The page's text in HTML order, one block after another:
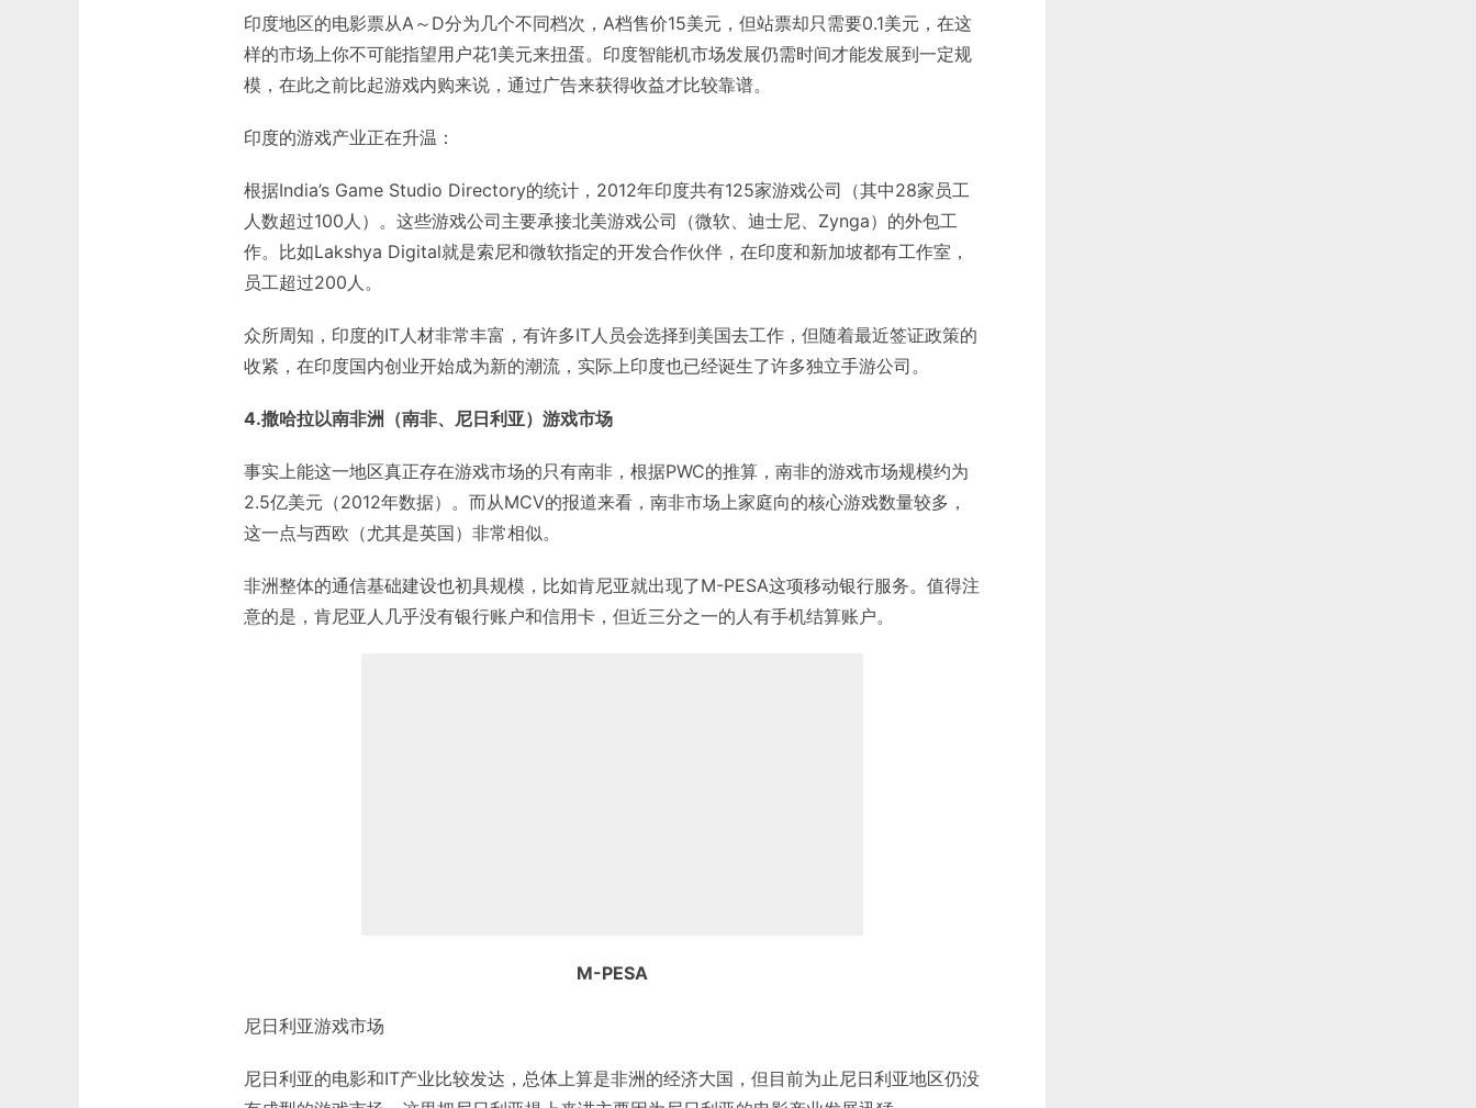
印度地区的电影票从A～D分为几个不同档次，A档售价15美元，但站票却只需要0.1美元，在这
样的市场上你不可能指望用户花1美元来扭蛋。印度智能机市场发展仍需时间才能发展到一定规
模，在此之前比起游戏内购来说，通过广告来获得收益才比较靠谱。
印度的游戏产业正在升温：
根据India’s Game Studio Directory的统计，2012年印度共有125家游戏公司（其中28家员工
人数超过100人）。这些游戏公司主要承接北美游戏公司（微软、迪士尼、Zynga）的外包工
作。比如Lakshya Digital就是索尼和微软指定的开发合作伙伴，在印度和新加坡都有工作室，
员工超过200人。
众所周知，印度的IT人材非常丰富，有许多IT人员会选择到美国去工作，但随着最近签证政策的
收紧，在印度国内创业开始成为新的潮流，实际上印度也已经诞生了许多独立手游公司。
4.撒哈拉以南非洲（南非、尼日利亚）游戏市场
事实上能这一地区真正存在游戏市场的只有南非，根据PWC的推算，南非的游戏市场规模约为
2.5亿美元（2012年数据）。而从MCV的报道来看，南非市场上家庭向的核心游戏数量较多，
这一点与西欧（尤其是英国）非常相似。
非洲整体的通信基础建设也初具规模，比如肯尼亚就出现了M-PESA这项移动银行服务。值得注
意的是，肯尼亚人几乎没有银行账户和信用卡，但近三分之一的人有手机结算账户。
M-PESA
尼日利亚游戏市场
尼日利亚的电影和IT产业比较发达，总体上算是非洲的经济大国，但目前为止尼日利亚地区仍没